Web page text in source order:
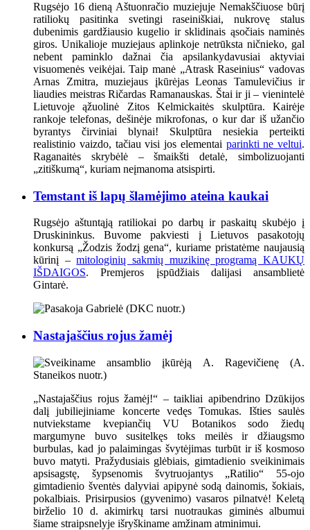
Rugsėjo 16 dieną Aštuonračio muziejuje Nemakščiuose būrį
ratiliokų pasitinka svetingi raseiniškiai, nukrovę stalus
dubenimis gardžiausio kugelio ir sklidinais ąsočiais naminės
giros. Unikalioje muziejaus aplinkoje netrūksta ničnieko, gal
nebent paminklo dažnai čia apsilankydavusiai aktyviai
visuomenės veikėjai. Taip manė „Atrask Raseinius“ vadovas
Arnas Zmitra, muziejaus įkūrėjas Leonas Tamulevičius ir
liaudies meistras Ričardas Ramanauskas. Štai ir ji – vienintelė
Lietuvoje ąžuolinė Zitos Kelmickaitės skulptūra. Kairėje
rankoje telefonas, dešinėje mikrofonas, o kur dar iš užančio
byrantys čirviniai blynai! Skulptūra nesiekia perteikti
realistinio vaizdo, tačiau visi jos elementai parinkti ne veltui.
Raganaitės skrybėlė – šmaikšti detalė, simbolizuojanti
„zitiškumą“, kuriam neįmanoma atsispirti.
Temstant iš lapų šlamėjimo ateina kaukai
Rugsėjo aštuntąją ratiliokai po darbų ir paskaitų skubėjo į
Druskininkus. Buvome pakviesti į Lietuvos pasakotojų
konkursą „Žodzis žodzį gena“, kuriame pristatėme naujausią
kūrinį –mitologinių sakmių muzikinę programą KAUKŲ
IŠDAIGOS. Premjeros įspūdžiais dalijasi ansamblietė
Gintarė.
Nastajaščius rojus žamėj
„Nastajaščius rojus žamėj!“ – taikliai apibendrino Dzūkijos
dalį jubiliejiniame koncerte vedęs Tomukas. Išties saulės
nutviekstame kvepiančių VU Botanikos sodo žiedų
margumyne buvo susitelkęs toks meilės ir džiaugsmo
burbulas, kad jo palaimingas švytėjimas turbūt ir iš kosmoso
buvo matyti. Pražydusiais glėbiais, gimtadienio sveikinimais
apsisagstę, šypsenomis švytruojantys „Ratilio“ 55-ojo
gimtadienio šventės dalyviai apipynė sodą dainomis, šokiais,
pokalbiais. Prisirpusios (gyvenimo) vasaros pilnatvė! Keletą
birželio 10 d. akimirkų tarsi nuotraukas giminės albumui
šiame straipsnelyje išryškiname amžinam atminimui.